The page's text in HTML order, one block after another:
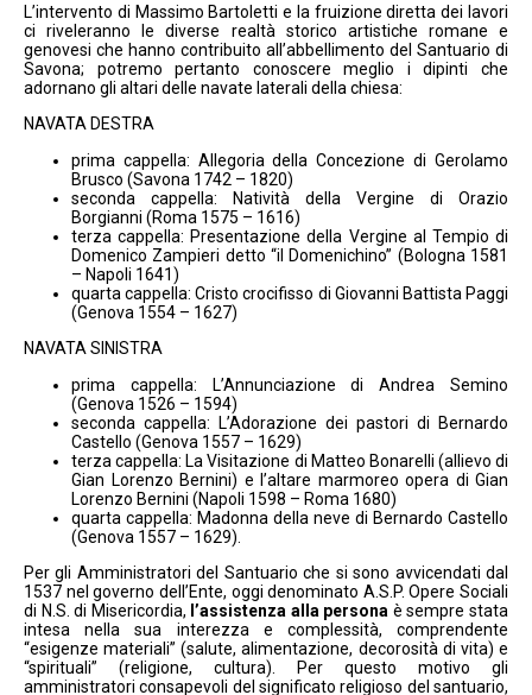
L’intervento di Massimo Bartoletti e la fruizione diretta dei lavori
ci riveleranno le diverse realtà storico artistiche romane e
genovesi che hanno contribuito all’abbellimento del Santuario di
Savona; potremo pertanto conoscere meglio i dipinti che
adornano gli altari delle navate laterali della chiesa:
NAVATA DESTRA
prima cappella: Allegoria della Concezione di Gerolamo
Brusco (Savona 1742 – 1820)
seconda cappella: Natività della Vergine di Orazio
Borgianni (Roma 1575 – 1616)
terza cappella: Presentazione della Vergine al Tempio di
Domenico Zampieri detto “il Domenichino” (Bologna 1581
– Napoli 1641)
quarta cappella: Cristo crocifisso di Giovanni Battista Paggi
(Genova 1554 – 1627)
NAVATA SINISTRA
prima cappella: L’Annunciazione di Andrea Semino
(Genova 1526 – 1594)
seconda cappella: L’Adorazione dei pastori di Bernardo
Castello (Genova 1557 – 1629)
terza cappella: La Visitazione di Matteo Bonarelli (allievo di
Gian Lorenzo Bernini) e l’altare marmoreo opera di Gian
Lorenzo Bernini (Napoli 1598 – Roma 1680)
quarta cappella: Madonna della neve di Bernardo Castello
(Genova 1557 – 1629).
Per gli Amministratori del Santuario che si sono avvicendati dal
1537 nel governo dell’Ente, oggi denominato A.S.P. Opere Sociali
di N.S. di Misericordia, l’assistenza alla persona è sempre stata
intesa nella sua interezza e complessità, comprendente
“esigenze materiali” (salute, alimentazione, decorosità di vita) e
“spirituali” (religione, cultura). Per questo motivo gli
amministratori consapevoli del significato religioso del santuario,